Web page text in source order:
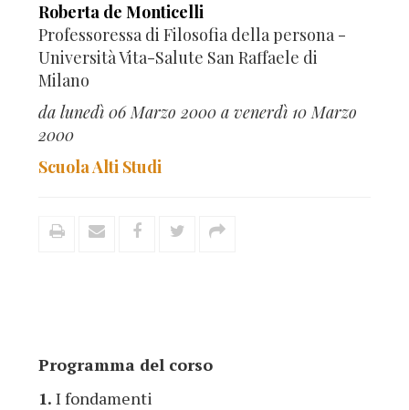
Roberta de Monticelli
Professoressa di Filosofia della persona -
Università Vita-Salute San Raffaele di
Milano
da lunedì 06 Marzo 2000 a venerdì 10 Marzo
2000
Scuola Alti Studi
Programma del corso
1. I fondamenti